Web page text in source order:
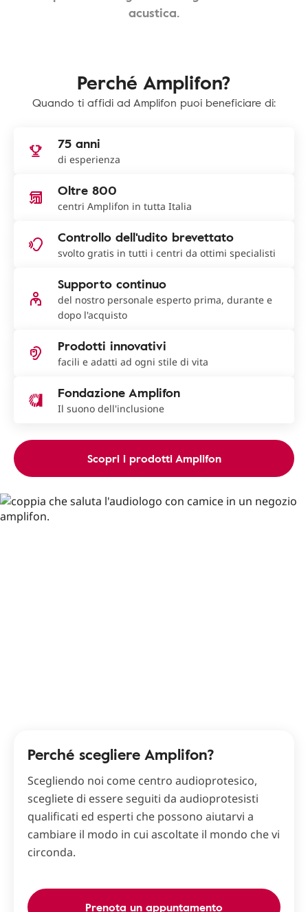
acustica.
Perché Amplifon?
Quando ti affidi ad Amplifon puoi beneficiare di:
75 anni
di esperienza
Oltre 800
centri Amplifon in tutta Italia
Controllo dell'udito brevettato
svolto gratis in tutti i centri da ottimi specialisti
Supporto continuo
del nostro personale esperto prima, durante e
dopo l'acquisto
Prodotti innovativi
facili e adatti ad ogni stile di vita
Fondazione Amplifon
Il suono dell'inclusione
Scopri i prodotti Amplifon
Perché scegliere Amplifon?
Scegliendo noi come centro audioprotesico,
scegliete di essere seguiti da audioprotesisti
qualificati ed esperti che possono aiutarvi a
cambiare il modo in cui ascoltate il mondo che vi
circonda.
Prenota un appuntamento